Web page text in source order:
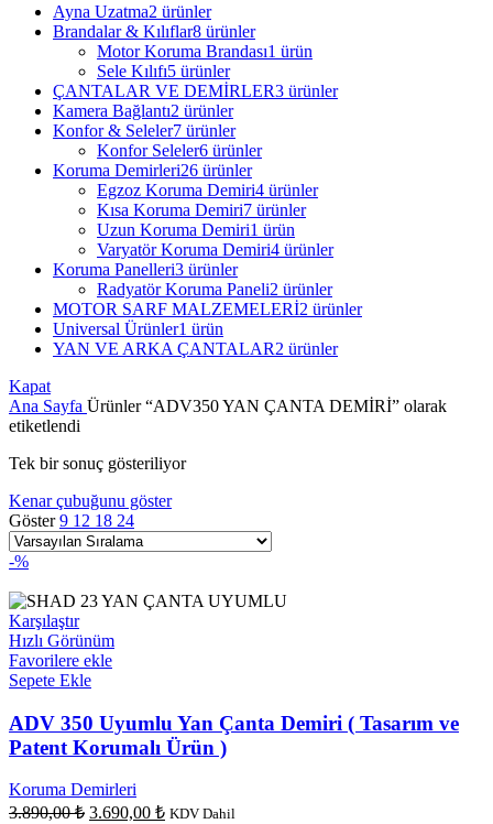
Ayna Uzatma2 ürünler
Brandalar & Kılıflar8 ürünler
Motor Koruma Brandası1 ürün
Sele Kılıfı5 ürünler
ÇANTALAR VE DEMİRLER3 ürünler
Kamera Bağlantı2 ürünler
Konfor & Seleler7 ürünler
Konfor Seleler6 ürünler
Koruma Demirleri26 ürünler
Egzoz Koruma Demiri4 ürünler
Kısa Koruma Demiri7 ürünler
Uzun Koruma Demiri1 ürün
Varyatör Koruma Demiri4 ürünler
Koruma Panelleri3 ürünler
Radyatör Koruma Paneli2 ürünler
MOTOR SARF MALZEMELERİ2 ürünler
Universal Ürünler1 ürün
YAN VE ARKA ÇANTALAR2 ürünler
Kapat
Ana Sayfa Ürünler “ADV350 YAN ÇANTA DEMİRİ” olarak
etiketlendi
Tek bir sonuç gösteriliyor
Kenar çubuğunu göster
Göster9 12 18 24
-%
Karşılaştır
Hızlı Görünüm
Favorilere ekle
Sepete Ekle
ADV 350 Uyumlu Yan Çanta Demiri ( Tasarım ve
Patent Korumalı Ürün )
Koruma Demirleri
3.890,00₺ Orijinal
3.690,00 ₺Şu
KDV Dahil